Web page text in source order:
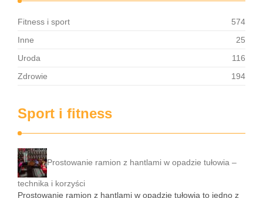
Fitness i sport
574
Inne
25
Uroda
116
Zdrowie
194
Sport i fitness
Prostowanie ramion z hantlami w opadzie tułowia –
technika i korzyści
Prostowanie ramion z hantlami w opadzie tułowia to jedno z